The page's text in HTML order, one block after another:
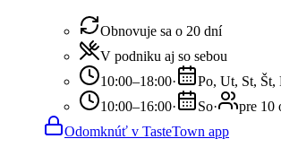
Obnovuje sa o 20 dní
V podniku aj so sebou
10:00–18:00· Po, Ut, St, Št,
10:00–16:00· So·
pre 10
Odomknúť v TasteTown app